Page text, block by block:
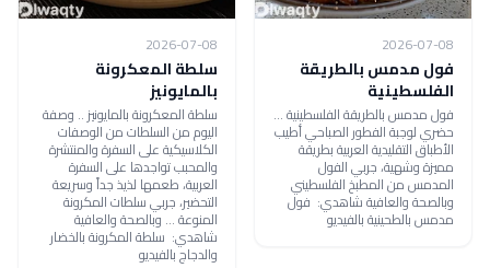
2026-07-08
فول مدمس بالطريقة
الفلسطينية
فول مدمس بالطريقة الفلسطينية ...
حضري لوجبة الفطور الصباحي أطيب
الأطباق التقليدية العربية بطريقة
مميزة وشهية، جربي الفول
المدمس من المطبخ الفلسطيني
وبالصحة والعافية شاهدي: فول
مدمس بالطحينية بالفيديو
2026-07-08
سلطة المعكرونة
بالمايونيز
سلطة المعكرونة بالمايونيز .. وصفة
اليوم من السلطات من الوصفات
الكلاسيكية على السفرة والمنتشرة
والمحبب تواجدها على السفرة
العربية، طعمها لذيذ جداً وسريعة
التحضير، جربي سلطات المكرونة
المنوعة ... وبالصحة والعافية
شاهدي: سلطة المكرونة بالخضار
والدجاج بالفيديو